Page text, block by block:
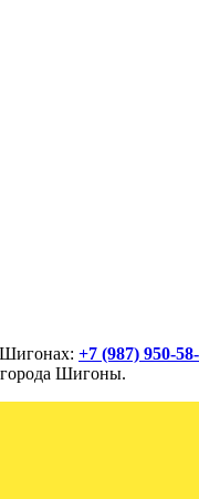
Шигонах: +7 (987) 950-
города Шигоны.